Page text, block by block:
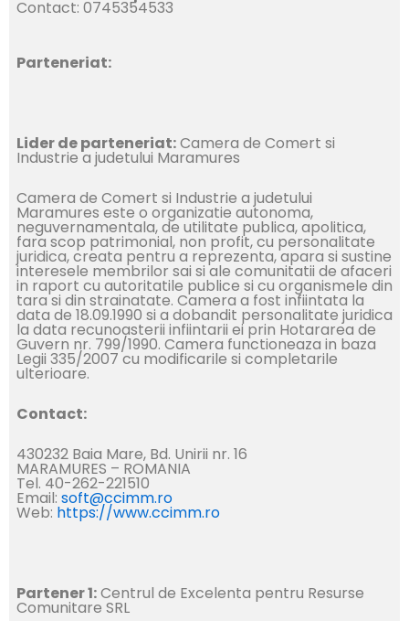
Contact: 0745354533
Parteneriat:
Lider de parteneriat:Camera de Comert si
Industrie a judetului Maramures
Camera de Comert si Industrie a judetului
Maramures este o organizatie autonoma,
neguvernamentala, de utilitate publica, apolitica,
fara scop patrimonial, non profit, cu personalitate
juridica, creata pentru a reprezenta, apara si sustine
interesele membrilor sai si ale comunitatii de afaceri
in raport cu autoritatile publice si cu organismele din
tara si din strainatate. Camera a fost infiintata la
data de 18.09.1990 si a dobandit personalitate juridica
la data recunoasterii infiintarii ei prin Hotararea de
Guvern nr. 799/1990. Camera functioneaza in baza
Legii 335/2007 cu modificarile si completarile
ulterioare.
Contact:
430232 Baia Mare, Bd. Unirii nr. 16
MARAMURES – ROMANIA
Tel. 40-262-221510
Email: soft@ccimm.ro
Web: https://www.ccimm.ro
Partener 1:Centrul de Excelenta pentru Resurse
Comunitare SRL